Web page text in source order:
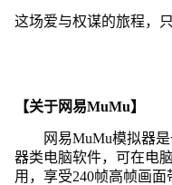
这场爱与权谋的旅程，
【关于网易MuMu】
网易MuMu模拟器
器类电脑软件，可在电
用，享受240帧高帧画